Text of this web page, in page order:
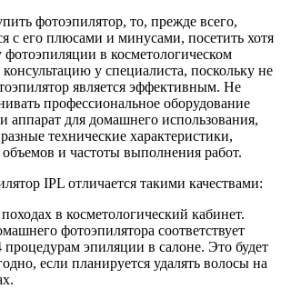
фотоэпилятор, то, прежде всего,
с его плюсами и минусами, посетить хотя
в косметологическом
у специалиста, поскольку не
является эффективным. Не
профессиональное оборудование
аппарат для домашнего использования,
технические характеристики,
объемов и частоты выполнения работ.
IPL отличается такими качествами:
в косметологический кабинет.
фотоэпилятора соответствует
эпиляции в салоне. Это будет
если планируется удалять волосы на